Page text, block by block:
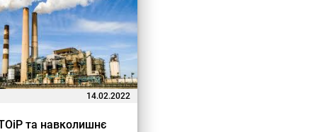
14.02.2022
та навколишнє